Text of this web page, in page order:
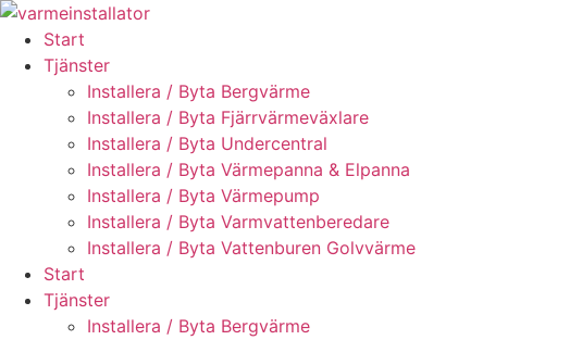
Skip
content
Start
Tjänster
Installera / Byta Bergvärme
Installera / Byta Fjärrvärmeväxlare
Installera / Byta Undercentral
Installera / Byta Värmepanna & Elpanna
Installera / Byta Värmepump
Installera / Byta Varmvattenberedare
Installera / Byta Vattenburen Golvvärme
Start
Tjänster
Installera / Byta Bergvärme